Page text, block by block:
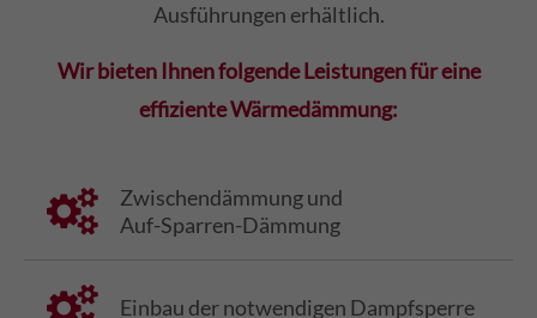
Ausführungen erhältlich.
Wir bieten Ihnen folgende Leistungen für eine
effiziente Wärmedämmung:
Zwischendämmung und
Auf-Sparren-Dämmung
Einbau der notwendigen Dampfsperre